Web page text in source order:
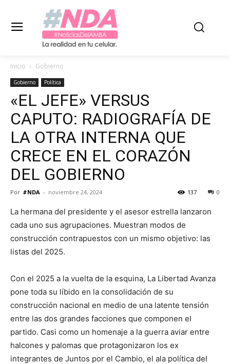
Inicio Gobierno
Gobierno Política
«EL JEFE» VERSUS
CAPUTO: RADIOGRAFÍA DE
LA OTRA INTERNA QUE
CRECE EN EL CORAZÓN
DEL GOBIERNO
Por #NDA - noviembre 24, 2024 0
137
La hermana del presidente y el asesor estrella lanzaron
cada uno sus agrupaciones. Muestran modos de
construcción contrapuestos con un mismo objetivo: las
listas del 2025.
Con el 2025 a la vuelta de la esquina, La Libertad Avanza
pone toda su líbido en la consolidación de su
construcción nacional en medio de una latente tensión
entre las dos grandes facciones que componen el
partido. Casi como un homenaje a la guerra aviar entre
halcones y palomas que protagonizaron los ex
integrantes de Juntos por el Cambio, el ala política del